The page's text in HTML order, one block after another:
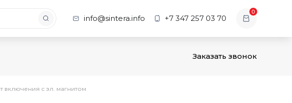
info@sintera.info +7 347 257 03 70
0
Заказать звонок
включения с эл. магнитом